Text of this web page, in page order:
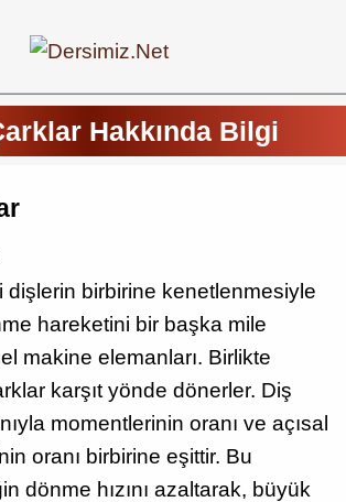
Hakkında Bilgi
dişlerin birbirine kenetlenmesiyle
hareketini bir başka mile
makine elemanları. Birlikte
karşıt yönde dönerler. Diş
momentlerinin oranı ve açısal
oranı birbirine eşittir. Bu
dönme hızını azaltarak, büyük